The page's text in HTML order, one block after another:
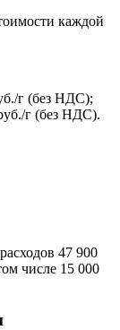
каждой
г (без НДС);
г (без НДС).
47 900
числе 15 000